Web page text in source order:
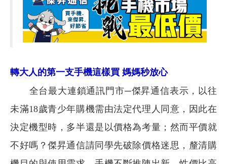
轉大人的第一支手機這樣買 媽媽秒放心
全台最大連鎖通訊門市─傑昇通信表示，以往
未滿18歲青少年購機需由法定代理人同意，因此在
決定機型時，多半還是以價格為考量；然而平價就
不好嗎？傑昇通信請同學先破除價格迷思，釐清購